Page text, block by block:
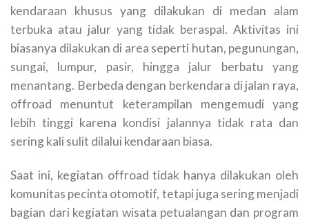
kendaraan khusus yang dilakukan di medan alam
terbuka atau jalur yang tidak beraspal. Aktivitas ini
biasanya dilakukan di area seperti hutan, pegunungan,
sungai, lumpur, pasir, hingga jalur berbatu yang
menantang. Berbeda dengan berkendara di jalan raya,
offroad menuntut keterampilan mengemudi yang
lebih tinggi karena kondisi jalannya tidak rata dan
sering kali sulit dilalui kendaraan biasa.
Saat ini, kegiatan offroad tidak hanya dilakukan oleh
komunitas pecinta otomotif, tetapi juga sering menjadi
bagian dari kegiatan wisata petualangan dan program